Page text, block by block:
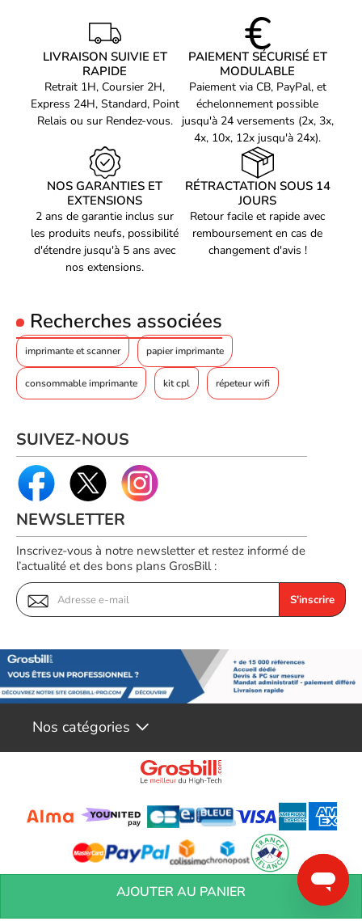
AJOUTER AU PANIER
Epson Cartouche Claria T0801 Noire-Seconde
Vie-Etat Satisfaisant
Référence produit
Référence constructeur
C13T080140-ES
Voir produits Epson
Voir les consommable imprimante Epson
LIVRAISON SUIVIE ET
RAPIDE
Retrait 1H, Coursier 2H,
Express 24H, Standard, Point
Relais ou sur Rendez-vous.
PAIEMENT SÉCURISÉ ET
MODULABLE
Paiement via CB, PayPal, et
échelonnement possible
jusqu'à 24 versements (2x, 3x,
4x, 10x, 12x jusqu'à 24x).
NOS GARANTIES ET
EXTENSIONS
2 ans de garantie inclus sur
les produits neufs, possibilité
d'étendre jusqu'à 5 ans avec
nos extensions.
RÉTRACTATION SOUS 14
JOURS
Retour facile et rapide avec
remboursement en cas de
changement d'avis !
Recherches associées
imprimante et scanner papier imprimante
consommable imprimante kit cpl répeteur wifi
SUIVEZ-NOUS
NEWSLETTER
Inscrivez-vous à notre newsletter et restez informé de
l’actualité et des bons plans GrosBill :
S'inscrire
Nos catégories
Conditions générales de réservation Conditions générales de vente
Mentions
Vos informations personnelles Préférences Cookies
Aide &